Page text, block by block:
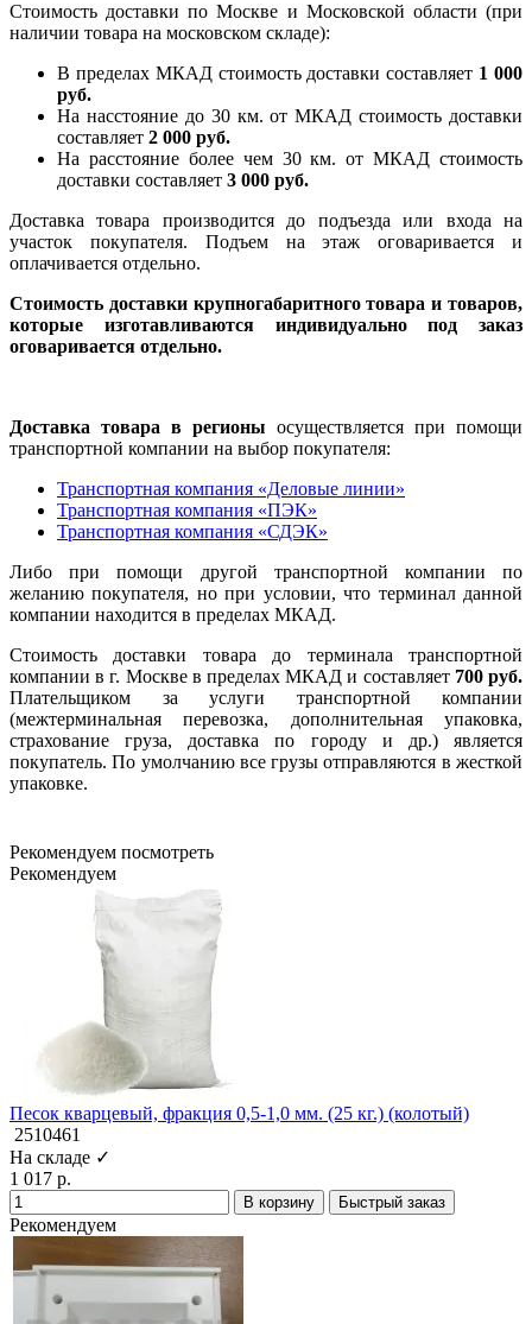
Стоимость доставки по Москве и Московской области (при
наличии товара на московском складе):
В пределах МКАД стоимость доставки составляет 1 000
руб.
На насcтояние до 30 км. от МКАД стоимость доставки
составляет 2 000 руб.
На расстояние более чем 30 км. от МКАД стоимость
доставки составляет 3 000 руб.
Доставка товара производится до подъезда или входа на
участок покупателя. Подъем на этаж оговаривается и
оплачивается отдельно.
Стоимость доставки крупногабаритного товара и товаров,
которые изготавливаются индивидуально под заказ
оговаривается отдельно.
Доставка товара в регионы осуществляется при помощи
транспортной компании на выбор покупателя:
Транспортная компания «Деловые линии»
Транспортная компания «ПЭК»
Транспортная компания «СДЭК»
Либо при помощи другой транспортной компании по
желанию покупателя, но при условии, что терминал данной
компании находится в пределах МКАД.
Стоимость доставки товара до терминала транспортной
компании в г. Москве в пределах МКАД и составляет 700 руб.
Плательщиком за услуги транспортной компании
(межтерминальная перевозка, дополнительная упаковка,
страхование груза, доставка по городу и др.) является
покупатель. По умолчанию все грузы отправляются в жесткой
упаковке.
Рекомендуем посмотреть
Рекомендуем
Песок кварцевый, фракция 0,5-1,0 мм. (25 кг.) (колотый)
2510461
На складе ✓
1 017 р.
В корзину Быстрый заказ
Рекомендуем